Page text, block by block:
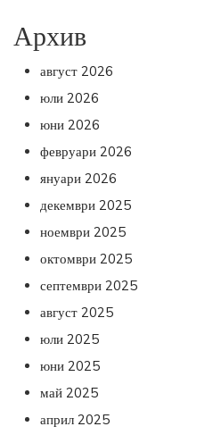
Архив
август 2026
юли 2026
юни 2026
февруари 2026
януари 2026
декември 2025
ноември 2025
октомври 2025
септември 2025
август 2025
юли 2025
юни 2025
май 2025
април 2025